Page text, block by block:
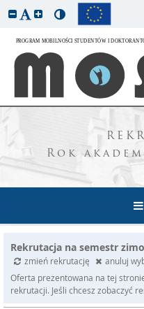
Rok
Rekrutacja na semestr
zmień rekrutację
anuluj
Oferta prezentowana na tej
rekrutacji. Jeśli chcesz zobaczyć